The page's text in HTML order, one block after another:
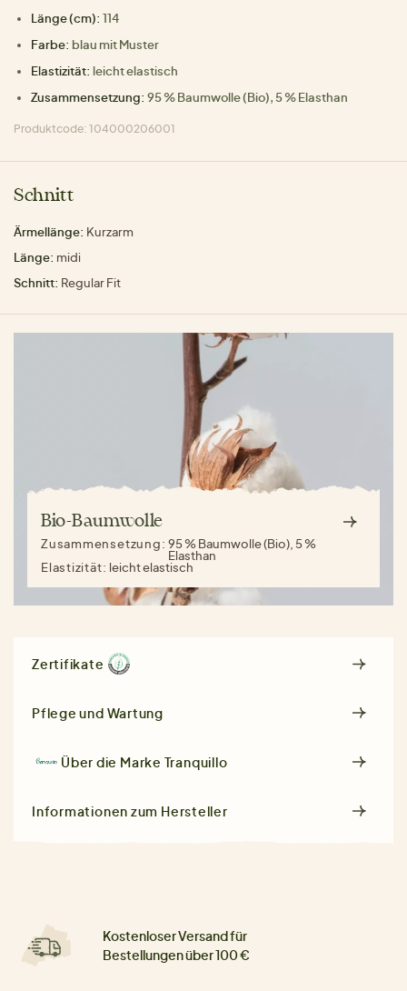
Länge (cm): 114
Farbe: blau mit Muster
Elastizität: leicht elastisch
Zusammensetzung: 95 % Baumwolle (Bio), 5 % Elasthan
Produktcode: 104000206001
Schnitt
Ärmellänge: Kurzarm
Länge: midi
Schnitt: Regular Fit
Bio-Baumwolle
Zusammensetzung:95 % Baumwolle (Bio), 5 %
Elasthan
Elastizität: leicht elastisch
Zertifikate
Pflege und Wartung
Über die Marke Tranquillo
Informationen zum Hersteller
Kostenloser Versand für
Bestellungen über 100 €